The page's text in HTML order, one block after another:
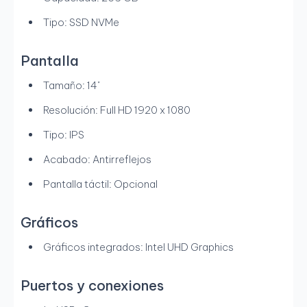
Tipo: SSD NVMe
Pantalla
Tamaño: 14"
Resolución: Full HD 1920 x 1080
Tipo: IPS
Acabado: Antirreflejos
Pantalla táctil: Opcional
Gráficos
Gráficos integrados: Intel UHD Graphics
Puertos y conexiones